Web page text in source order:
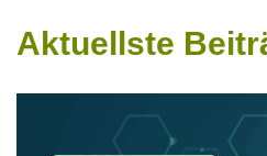
Aktuellste